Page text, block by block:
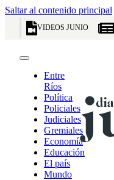
Saltar al contenido principal
VIDEOS JUNIO
Entre
Ríos
Política
Policiales
Judiciales
Gremiales
Economía
Educación
El país
Mundo